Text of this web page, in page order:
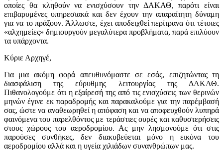
οποίες θα κληθούν να ενισχύσουν την ΔΑΚΑΘ, παρότι είναι
επιβαρυμένες υπηρεσιακά και δεν έχουν την απαραίτητη δύναμη
για να το πράξουν. Άλλωστε, έχει αποδειχθεί περίτρανα ότι τέτοιες
«αλχημείες» δημιουργούν μεγαλύτερα προβλήματα, παρά επιλύουν
τα υπάρχοντα.
Κύριε Αρχηγέ,
Για μια ακόμη φορά απευθυνόμαστε σε εσάς, επιζητώντας τη
διασφάλιση της εύρυθμης λειτουργίας της ΔΑΚΑΘ.
Πιθανολογούμε ότι η εξαίρεσή της από τις ενισχύσεις των θερινών
μηνών έγινε εκ παραδρομής και παρακαλούμε για την παρέμβασή
σας, ώστε να αναθεωρηθεί η απόφαση και να αποφευχθούν λυπηρά
φαινόμενα του παρελθόντος με τεράστιες ουρές και καθυστερήσεις
στους χώρους του αεροδρομίου. Ας μην λησμονούμε ότι στις
παρούσες συνθήκες, δεν διακυβεύεται μόνο η εικόνα του
αεροδρομίου αλλά και η υγεία χιλιάδων συνανθρώπων μας.